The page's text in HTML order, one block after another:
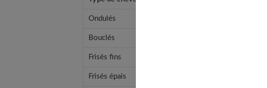
Ondulés
Bouclés
Frisés fins
Frisés épais